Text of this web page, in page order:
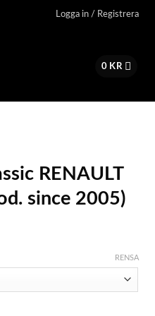
Logga in / Registrera
0 KR
RENAULT
since 2005)
RENSA
(prod. since 2005) mängd